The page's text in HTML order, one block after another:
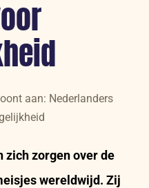
aan: Nederlanders
zich zorgen over de
wereldwijd. Zij